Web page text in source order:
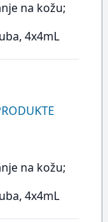
na kožu;
4x4mL
na kožu;
4x4mL